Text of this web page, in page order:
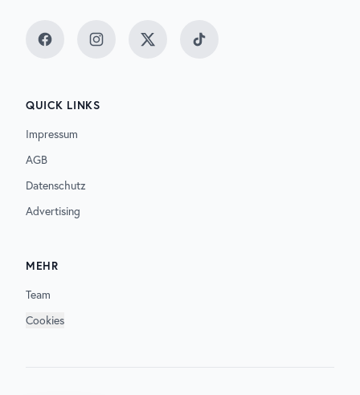
FacebookInstagramTwitter TikTok
QUICK LINKS
Impressum
AGB
Datenschutz
Advertising
MEHR
Team
Cookies